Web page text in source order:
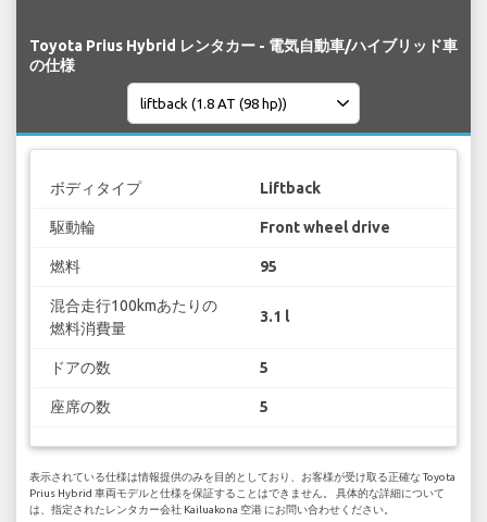
Toyota Prius Hybrid レンタカー - 電気自動車/ハイブリッド車
の仕様
ボディタイプ Liftback
駆動輪 Front wheel drive
燃料 95
混合走行100kmあたりの
燃料消費量
3.1 l
ドアの数 5
座席の数 5
表示されている仕様は情報提供のみを目的としており、お客様が受け取る正確な Toyota
Prius Hybrid 車両モデルと仕様を保証することはできません。 具体的な詳細について
は、指定されたレンタカー会社 Kailuakona 空港 にお問い合わせください。